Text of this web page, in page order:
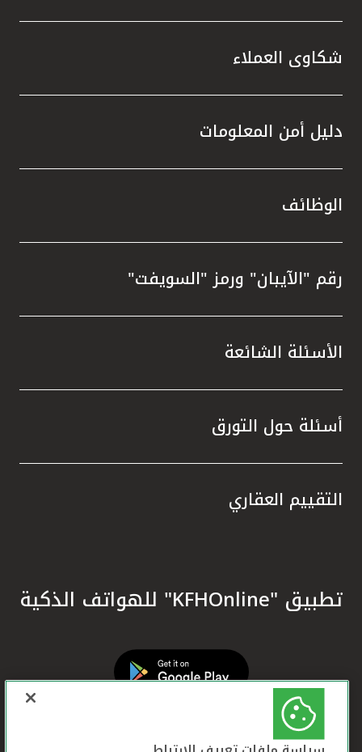
شكاوى العملاء
دليل أمن المعلومات
الوظائف
رقم "الآيبان" ورمز "السويفت"
الأسئلة الشائعة
أسئلة حول التورق
التقييم العقاري
تطبيق "KFHOnline" للهواتف الذكية